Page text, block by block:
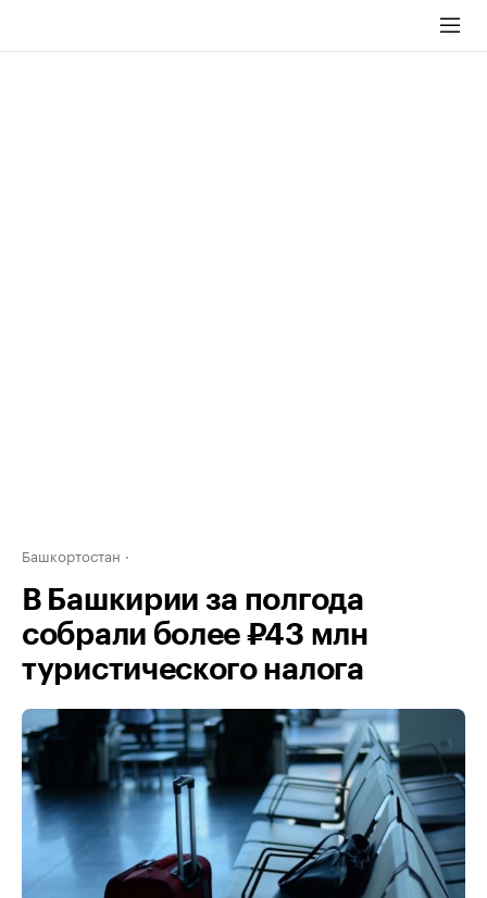
Башкортостан
В Башкирии за полгода
собрали более ₽43 млн
туристического налога